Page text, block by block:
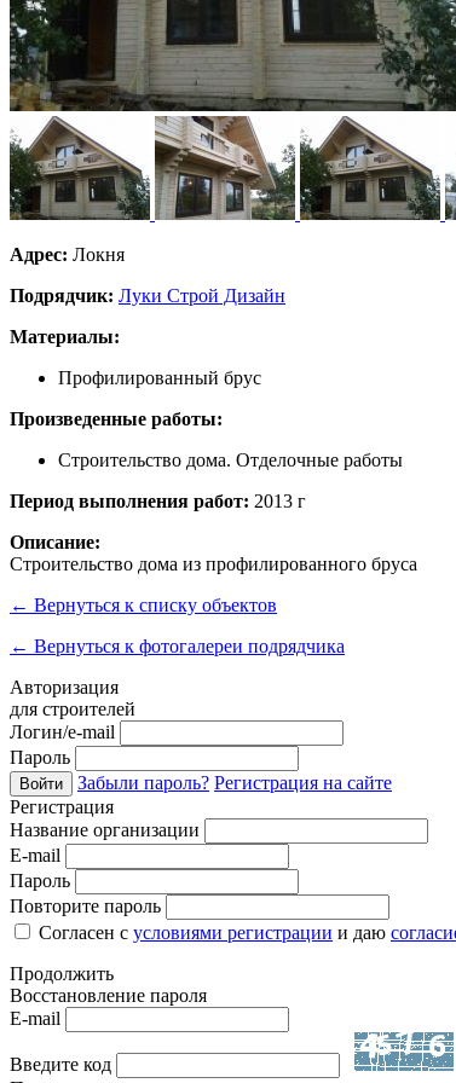
Адрес: Локня
Подрядчик: Луки Строй Дизайн
Материалы:
Профилированный брус
Произведенные работы:
Строительство дома. Отделочные работы
Период выполнения работ: 2013 г
Описание:
Строительство дома из профилированного бруса
← Вернуться к списку объектов
← Вернуться к фотогалереи подрядчика
Авторизация
для строителей
Логин/e-mail
Пароль
Войти Забыли пароль? Регистрация на сайте
Регистрация
Название организации
E-mail
Пароль
Повторите пароль
Согласен с условиями регистрации и даю
Продолжить
Восстановление пароля
E-mail
Введите код